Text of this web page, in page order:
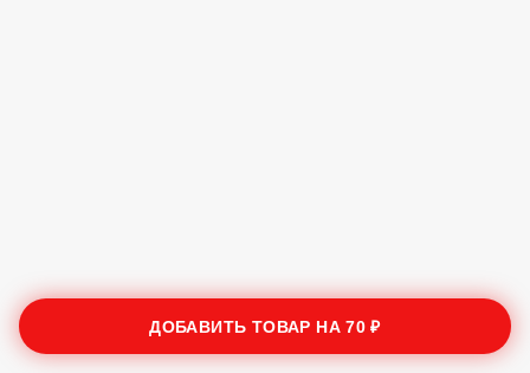
ДОБАВИТЬ ТОВАР НА70 ₽